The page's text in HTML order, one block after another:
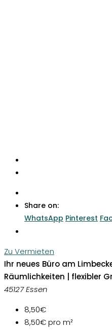
Share on:
WhatsApp Pinterest
Zu Vermieten
Ihr neues Büro am
Räumlichkeiten | flexibler
45127 Essen
8,50€
8,50€pro m²